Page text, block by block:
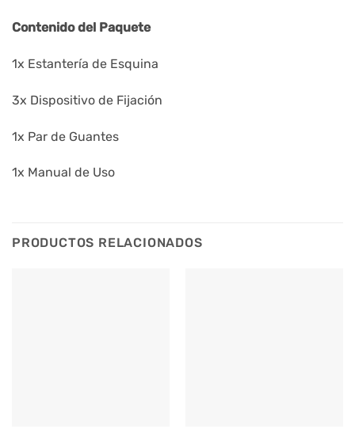
Contenido del Paquete
1x Estantería de Esquina
3x Dispositivo de Fijación
1x Par de Guantes
1x Manual de Uso
PRODUCTOS RELACIONADOS